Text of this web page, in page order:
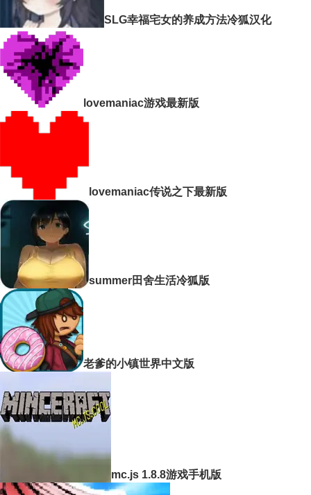
SLG幸福宅女的养成方法冷狐汉化
lovemaniac游戏最新版
lovemaniac传说之下最新版
summer田舍生活冷狐版
老爹的小镇世界中文版
mc.js 1.8.8游戏手机版